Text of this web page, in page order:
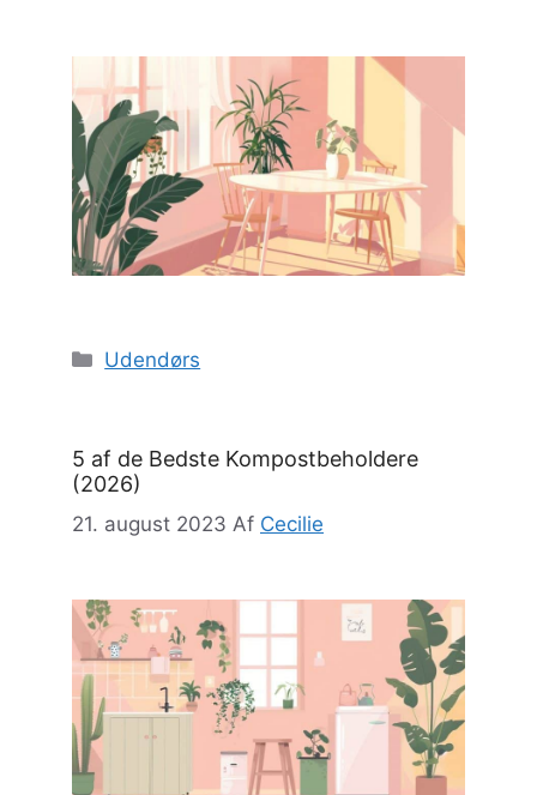
Kategorier
Udendørs
5 af de Bedste Kompostbeholdere
(2026)
21. august 2023 Af Cecilie